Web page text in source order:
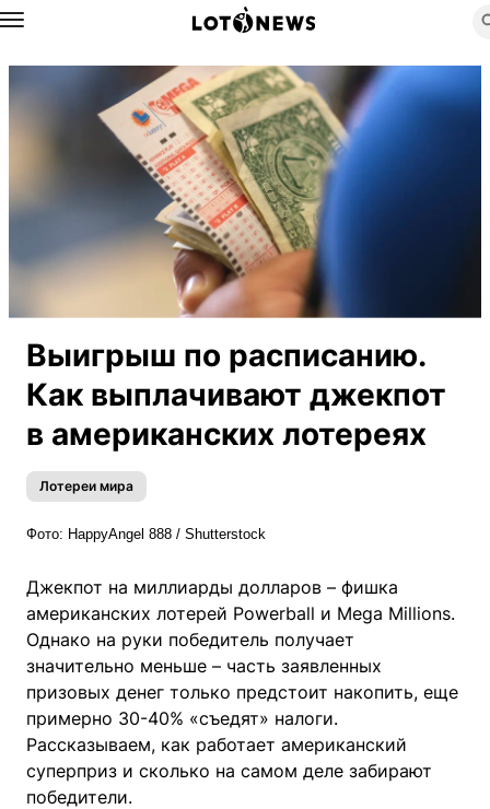
Назад
Выигрыш по расписанию.
Как выплачивают джекпот
в американских лотереях
Лотереи мира
Фото: HappyAngel 888 / Shutterstock
Джекпот на миллиарды долларов – фишка
американских лотерей Powerball и Mega Millions.
Однако на руки победитель получает
значительно меньше – часть заявленных
призовых денег только предстоит накопить, еще
примерно 30-40% «съедят» налоги.
Рассказываем, как работает американский
суперприз и сколько на самом деле забирают
победители.